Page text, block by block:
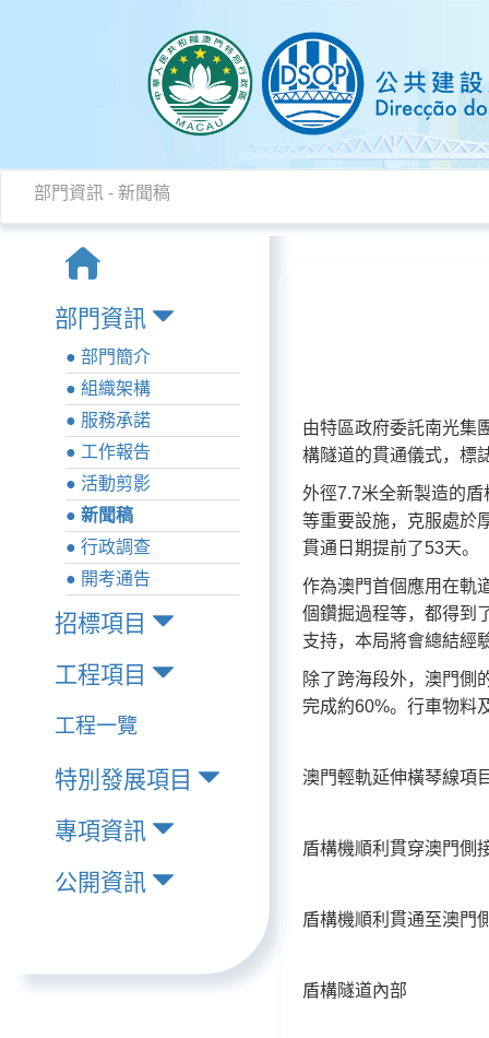
部門資訊 - 新聞稿
部門資訊
● 部門簡介
● 組織架構
● 服務承諾
● 工作報告
● 活動剪影
● 新聞稿
● 行政調查
● 開考通告
招標項目
工程項目
工程一覽
特別發展項目
專項資訊
公開資訊
由特區政府委託南光集
構隧道的貫通儀式，標
外徑7.7米全新製造的
等重要設施，克服處於
貫通日期提前了53天。
作為澳門首個應用在軌
個鑽掘過程等，都得到
支持，本局將會總結經
除了跨海段外，澳門側
完成約60%。行車物料
澳門輕軌延伸橫琴線項
盾構機順利貫穿澳門側
盾構機順利貫通至澳門
盾構隧道內部